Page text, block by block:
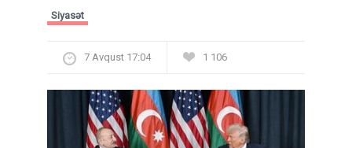
Siyasət
7 Avqust 17:04 1 106